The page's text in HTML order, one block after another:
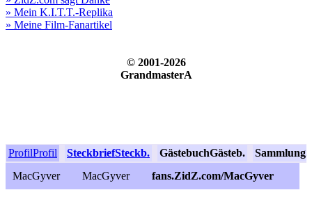
» Mein K.I.T.T.-Replika
» Meine Film-Fanartikel
© 2001-2026
GrandmasterA
ProfilProfil SteckbriefSteckb. GästebuchGästeb. Sammlung
MacGyver
MacGyver fans.ZidZ.com/MacGyver